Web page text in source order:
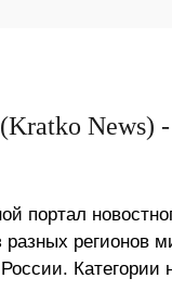
News) -
портал
регионов